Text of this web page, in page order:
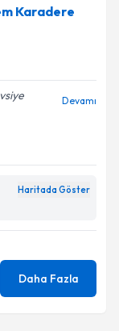
Karadere
Devamı
Haritada Göster
Daha Fazla